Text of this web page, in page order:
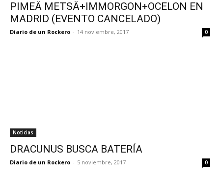
PIMEÄ METSÄ+IMMORGON+OCELON EN
MADRID (EVENTO CANCELADO)
Diario de un Rockero - 14 noviembre, 2017 0
Noticias
DRACUNUS BUSCA BATERÍA
Diario de un Rockero - 5 noviembre, 2017 0